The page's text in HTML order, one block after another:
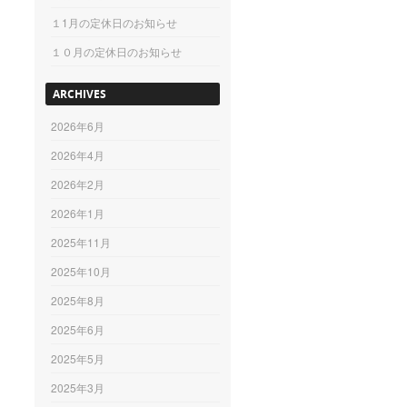
１1月の定休日のお知らせ
１０月の定休日のお知らせ
ARCHIVES
2026年6月
2026年4月
2026年2月
2026年1月
2025年11月
2025年10月
2025年8月
2025年6月
2025年5月
2025年3月